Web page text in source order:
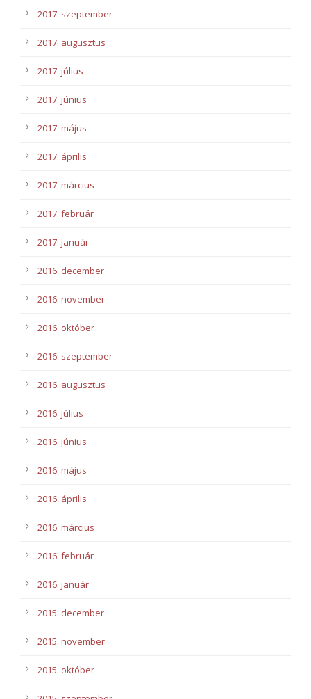
2017. szeptember
2017. augusztus
2017. július
2017. június
2017. május
2017. április
2017. március
2017. február
2017. január
2016. december
2016. november
2016. október
2016. szeptember
2016. augusztus
2016. július
2016. június
2016. május
2016. április
2016. március
2016. február
2016. január
2015. december
2015. november
2015. október